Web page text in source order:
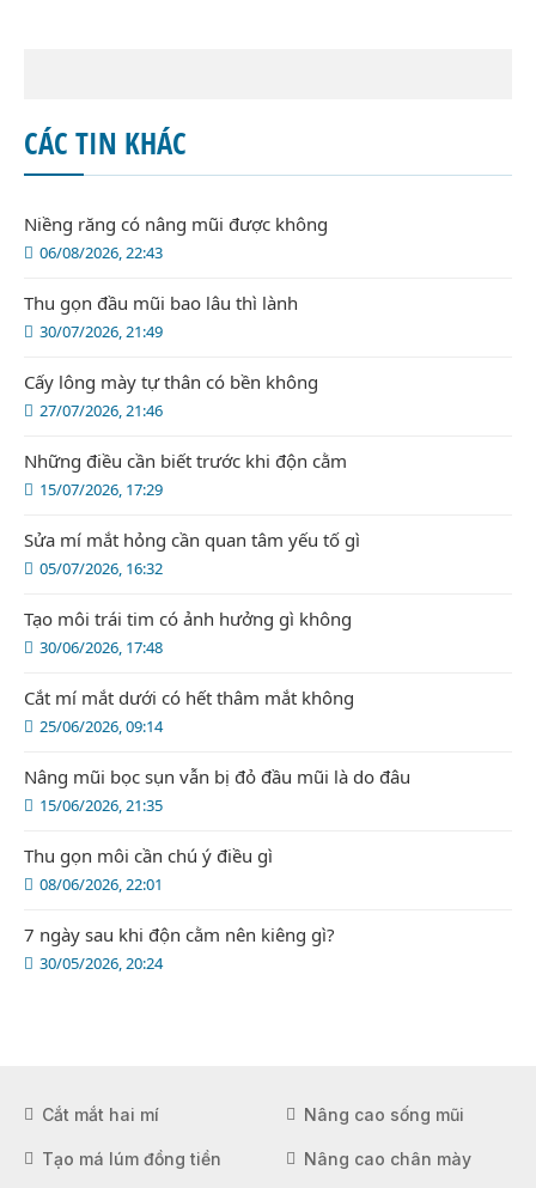
CÁC TIN KHÁC
06/08/2026, 22:43
Niềng răng có nâng mũi được không
30/07/2026, 21:49
Thu gọn đầu mũi bao lâu thì lành
27/07/2026, 21:46
Cấy lông mày tự thân có bền không
15/07/2026, 17:29
Những điều cần biết trước khi độn cằm
05/07/2026, 16:32
Sửa mí mắt hỏng cần quan tâm yếu tố gì
30/06/2026, 17:48
Tạo môi trái tim có ảnh hưởng gì không
25/06/2026, 09:14
Cắt mí mắt dưới có hết thâm mắt không
15/06/2026, 21:35
Nâng mũi bọc sụn vẫn bị đỏ đầu mũi là do đâu
08/06/2026, 22:01
Thu gọn môi cần chú ý điều gì
30/05/2026, 20:24
7 ngày sau khi độn cằm nên kiêng gì?
Cắt mắt hai mí Nâng cao sống mũi
Tạo má lúm đồng tiền Nâng cao chân mày